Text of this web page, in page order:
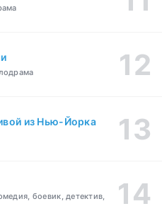
из Нью-Йорка
боевик, детектив,